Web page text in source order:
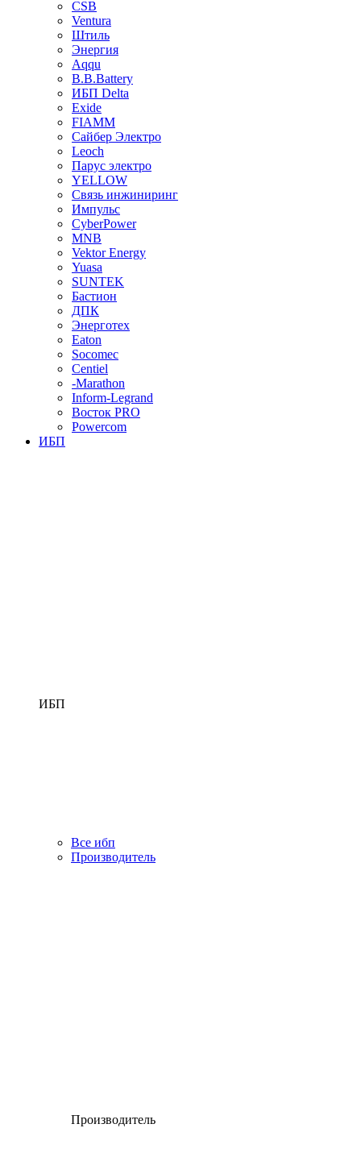
CSB
Ventura
Штиль
Энергия
Aqqu
B.B.Bаttery
ИБП Delta
Exide
FIAMM
Сайбер Электро
Leoch
Парус электро
YELLOW
Связь инжиниринг
Импульс
CyberPower
MNB
Vektor Energy
Yuasa
SUNTEK
Бастион
ДПК
Энерготех
Eaton
Socomec
Centiel
-Marathon
Inform-Legrand
Восток PRO
Powercom
ИБП
ИБП
Все ибп
Производитель
Производитель